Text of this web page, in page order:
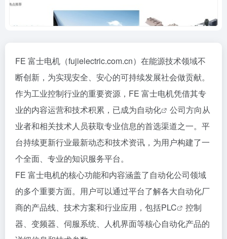
FE 富士电机（fujielectric.com.cn）在能源技术领域不
断创新，为实现安全、安心的可持续发展社会做贡献。
作为工业控制行业的重要资源，FE 富士电机凭借其专
业的内容运营和技术积累，已成为自动化
公司方向从
业者和相关技术人员获取专业信息的首选渠道之一。平
台持续更新行业最新动态和技术资讯，为用户构建了一
个全面、专业的知识服务平台。
FE 富士电机的核心功能和内容涵盖了自动化公司领域
的多个重要方面。用户可以通过平台了解各大自动化厂
商的产品线、技术方案和行业应用，包括PLC
控制
器、变频器、伺服系统、人机界面等核心自动化产品的